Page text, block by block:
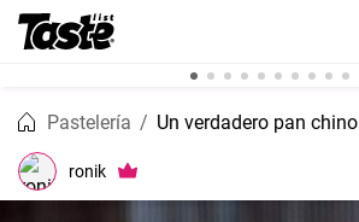
Pastelería Un verdadero pan chino
ronik